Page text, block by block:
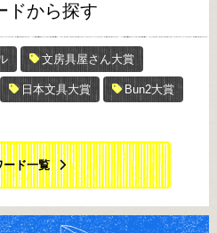
ドから探す
文房具屋さん大賞
日本文具大賞 Bun2大賞
ード一覧